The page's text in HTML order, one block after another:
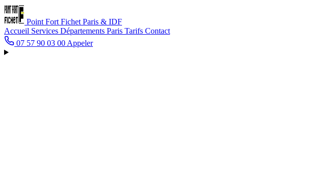
Point Fort Fichet Paris & IDF
Accueil Services Départements Paris Tarifs Contact
07 57 90 03 00 Appeler